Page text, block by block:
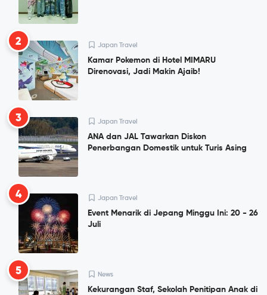
2 Japan Travel
Kamar Pokemon di Hotel MIMARU
Direnovasi, Jadi Makin Ajaib!
3 Japan Travel
ANA dan JAL Tawarkan Diskon
Penerbangan Domestik untuk Turis Asing
4 Japan Travel
Event Menarik di Jepang Minggu Ini: 20 - 26
Juli
5 News
Kekurangan Staf, Sekolah Penitipan Anak di